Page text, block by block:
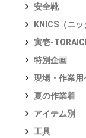
安全靴
KNICS（ニッ
寅壱-
特別企画
現場・作業用
夏の作業着
アイテム別
工具